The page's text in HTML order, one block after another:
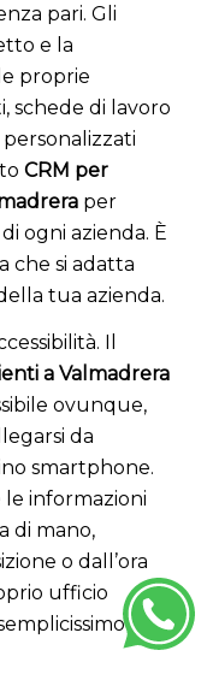
pari. Gli
e la
proprie
schede di lavoro
CRM per
per
ogni azienda. È
che si adatta
tua azienda.
Il
a Valmadrera
ovunque,
da
smartphone.
le informazioni
di mano,
o dall’ora
ufficio